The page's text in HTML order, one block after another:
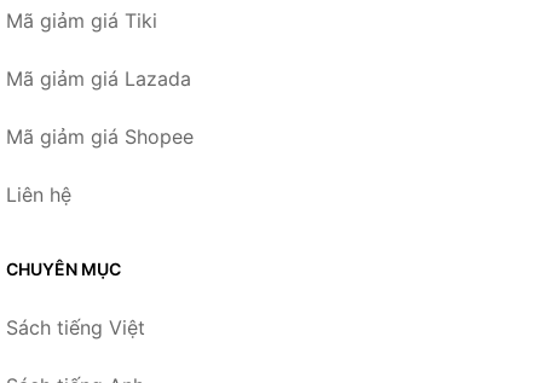
Mã giảm giá Tiki
Mã giảm giá Lazada
Mã giảm giá Shopee
Liên hệ
CHUYÊN MỤC
Sách tiếng Việt